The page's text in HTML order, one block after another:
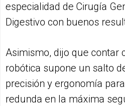
especialidad de Cirugía
Digestivo con buenos
Asimismo, dijo que contar
robótica supone un salto
precisión y ergonomía
redunda en la máxima